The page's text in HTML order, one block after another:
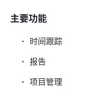
主要功能
时间跟踪
报告
项目管理